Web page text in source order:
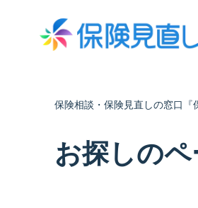
保険相談・保険見直しの窓口『
お探しの